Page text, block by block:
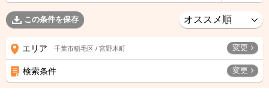
この条件を保存
エリア 千葉市稲毛区 / 宮野木町 変更
検索条件 変更